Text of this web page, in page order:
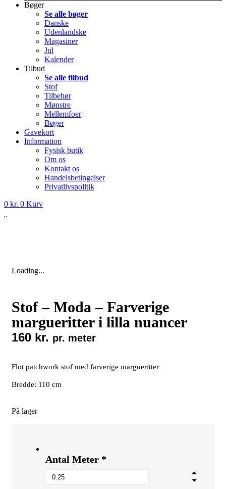
Bøger
Se alle bøger
Danske
Udenlandske
Magasiner
Jul
Kalender
Tilbud
Se alle tilbud
Stof
Tilbehør
Mønstre
Mellemfoer
Bøger
Gavekort
Information
Fysisk butik
Om os
Kontakt os
Handelsbetingelser
Privatlivspolitik
0 kr. 0 Kurv
Loading...
Stof – Moda – Farverige
margueritter i lilla nuancer
160 kr. pr. meter
Flot patchwork stof med farverige margueritter
Bredde: 110 cm
På lager
Antal Meter *